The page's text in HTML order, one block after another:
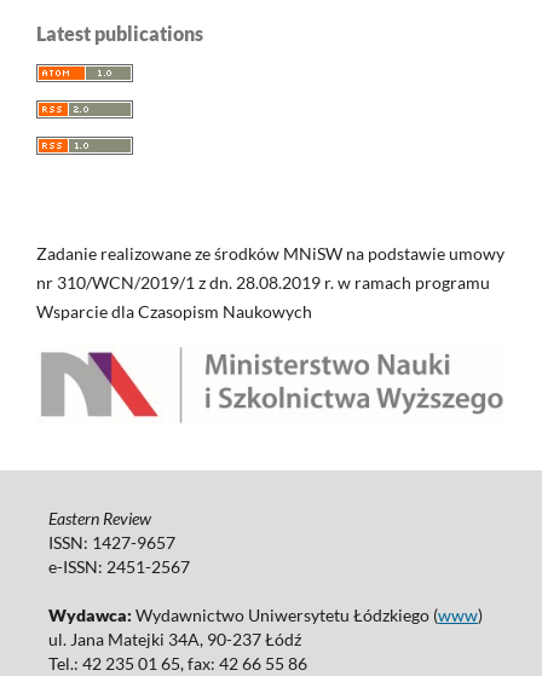
Latest publications
Zadanie realizowane ze środków MNiSW na podstawie umowy
nr 310/WCN/2019/1 z dn. 28.08.2019 r. w ramach programu
Wsparcie dla Czasopism Naukowych
Eastern Review
ISSN: 1427-9657
e-ISSN: 2451-2567
Wydawca: Wydawnictwo Uniwersytetu Łódzkiego (www)
ul. Jana Matejki 34A, 90-237 Łódź
Tel.: 42 235 01 65, fax: 42 66 55 86